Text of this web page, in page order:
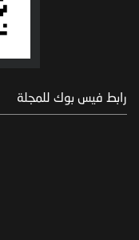
رابط فيس بوك للمجلة